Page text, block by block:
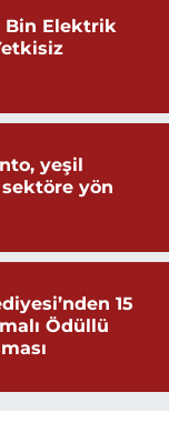
Bin Elektrik
yeşil
yön
15
Ödüllü